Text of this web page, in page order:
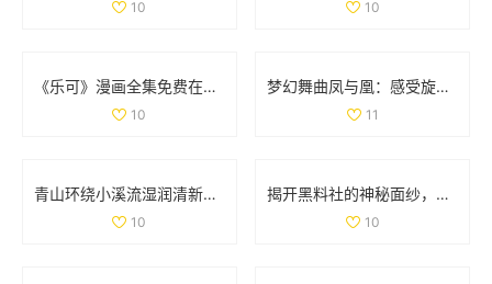
10 10
《乐可》漫画全集免费在线阅读，畅享精彩剧情与精彩角色
10
梦幻舞曲凤与凰：感受旋律中的古典与现代交融
11
青山环绕小溪流湿润清新无泥恼人的田园景象
10
揭开黑料社的神秘面纱，探讨其背后的真相与影响
10